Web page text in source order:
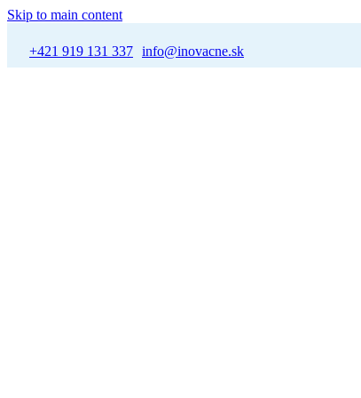
Skip to main content
+421 919 131 337 info@inovacne.sk